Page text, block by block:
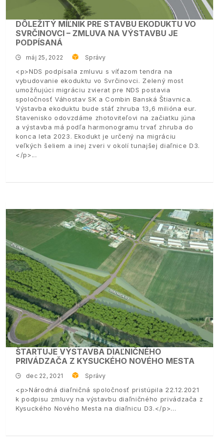
DÔLEŽITÝ MÍĽNIK PRE STAVBU EKODUKTU VO
SVRČINOVCI – ZMLUVA NA VÝSTAVBU JE
PODPÍSANÁ
máj 25, 2022 Správy
<p>NDS podpísala zmluvu s víťazom tendra na
vybudovanie ekoduktu vo Svrčinovci. Zelený most
umožňujúci migráciu zvierat pre NDS postavia
spoločnosť Váhostav SK a Combin Banská Štiavnica.
Výstavba ekoduktu bude stáť zhruba 13,6 milióna eur.
Stavenisko odovzdáme zhotoviteľovi na začiatku júna
a výstavba má podľa harmonogramu trvať zhruba do
konca leta 2023. Ekodukt je určený na migráciu
veľkých šeliem a inej zveri v okolí tunajšej diaľnice D3.
</p>
ŠTARTUJE VÝSTAVBA DIAĽNIČNÉHO
PRIVÁDZAČA Z KYSUCKÉHO NOVÉHO MESTA
dec 22, 2021 Správy
<p>Národná diaľničná spoločnosť pristúpila 22.12.2021
k podpisu zmluvy na výstavbu diaľničného privádzača z
Kysuckého Nového Mesta na diaľnicu D3.</p>